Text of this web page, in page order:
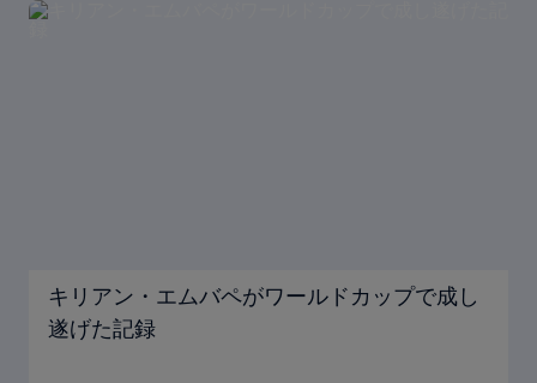
キリアン・エムバペがワールドカップで成し
遂げた記録